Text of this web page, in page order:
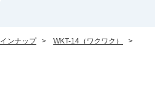
ンナップ > WKT-14（ワクワク）
>